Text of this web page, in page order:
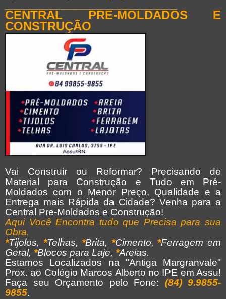
CENTRAL PRE-MOLDADOS E
CONSTRUÇÃO
Vai Construir ou Reformar? Precisando de
Material para Construção e Tudo em Pré-
Moldados com o Menor Preço, Qualidade e a
Entrega mais Rápida da Cidade? Venha para a
Central Pre-Moldados e Construção!
Aqui Você Encontra tudo que Precisa para sua
Obra.
*Tijolos, *Telhas, *Brita, *Cimento, *Ferragem em
Geral, *Blocos para Laje, *Areias.
Estamos Localizados na "Antiga Margranvale"
Prox. ao Colégio Marcos Alberto no IPE em Assu!
Faça seu Orçamento pelo Fone: (84) 9.9855-
9855.